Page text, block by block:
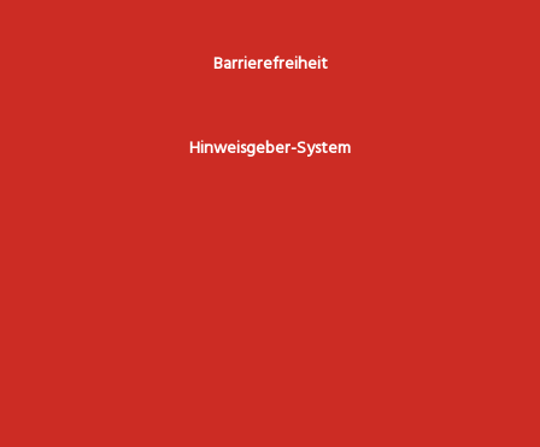
Barrierefreiheit
Hinweisgeber-System